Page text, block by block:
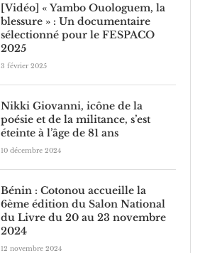
[Vidéo] « Yambo Ouologuem, la
blessure » : Un documentaire
sélectionné pour le FESPACO
2025
3 février 2025
Nikki Giovanni, icône de la
poésie et de la militance, s’est
éteinte à l’âge de 81 ans
10 décembre 2024
Bénin : Cotonou accueille la
6ème édition du Salon National
du Livre du 20 au 23 novembre
2024
12 novembre 2024